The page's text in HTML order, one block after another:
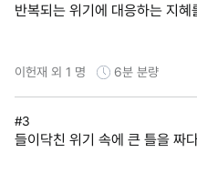
반복되는 위기에 대응하는 지혜
이헌재 외 1 명 6분 분량
#3
들이닥친 위기 속에 큰 틀을 짜